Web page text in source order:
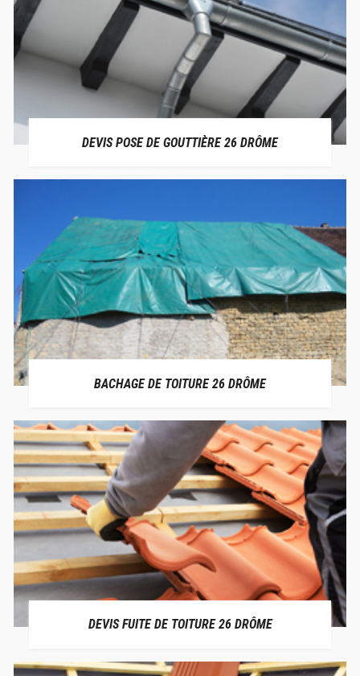
DEVIS POSE DE GOUTTIÈRE 26 DRÔME
BACHAGE DE TOITURE 26 DRÔME
DEVIS FUITE DE TOITURE 26 DRÔME